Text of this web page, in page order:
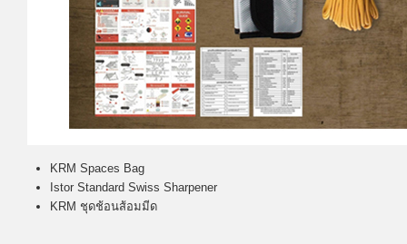
KRM Spaces Bag
Istor Standard Swiss Sharpener
KRM ชุดช้อนส้อมมีด